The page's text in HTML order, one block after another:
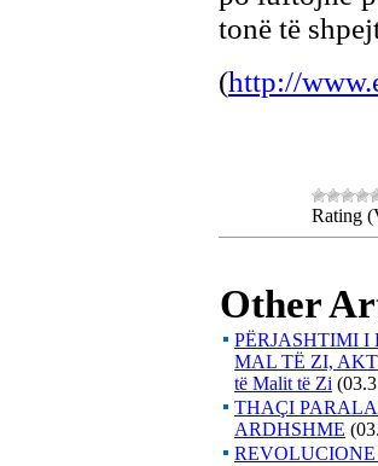
tonë të
(http://
Rating
Other
PËRJASHTIMI I
MAL TË ZI, AKT
të Malit të Zi
THAÇI
ARDHSHME
REVOLUCIONE